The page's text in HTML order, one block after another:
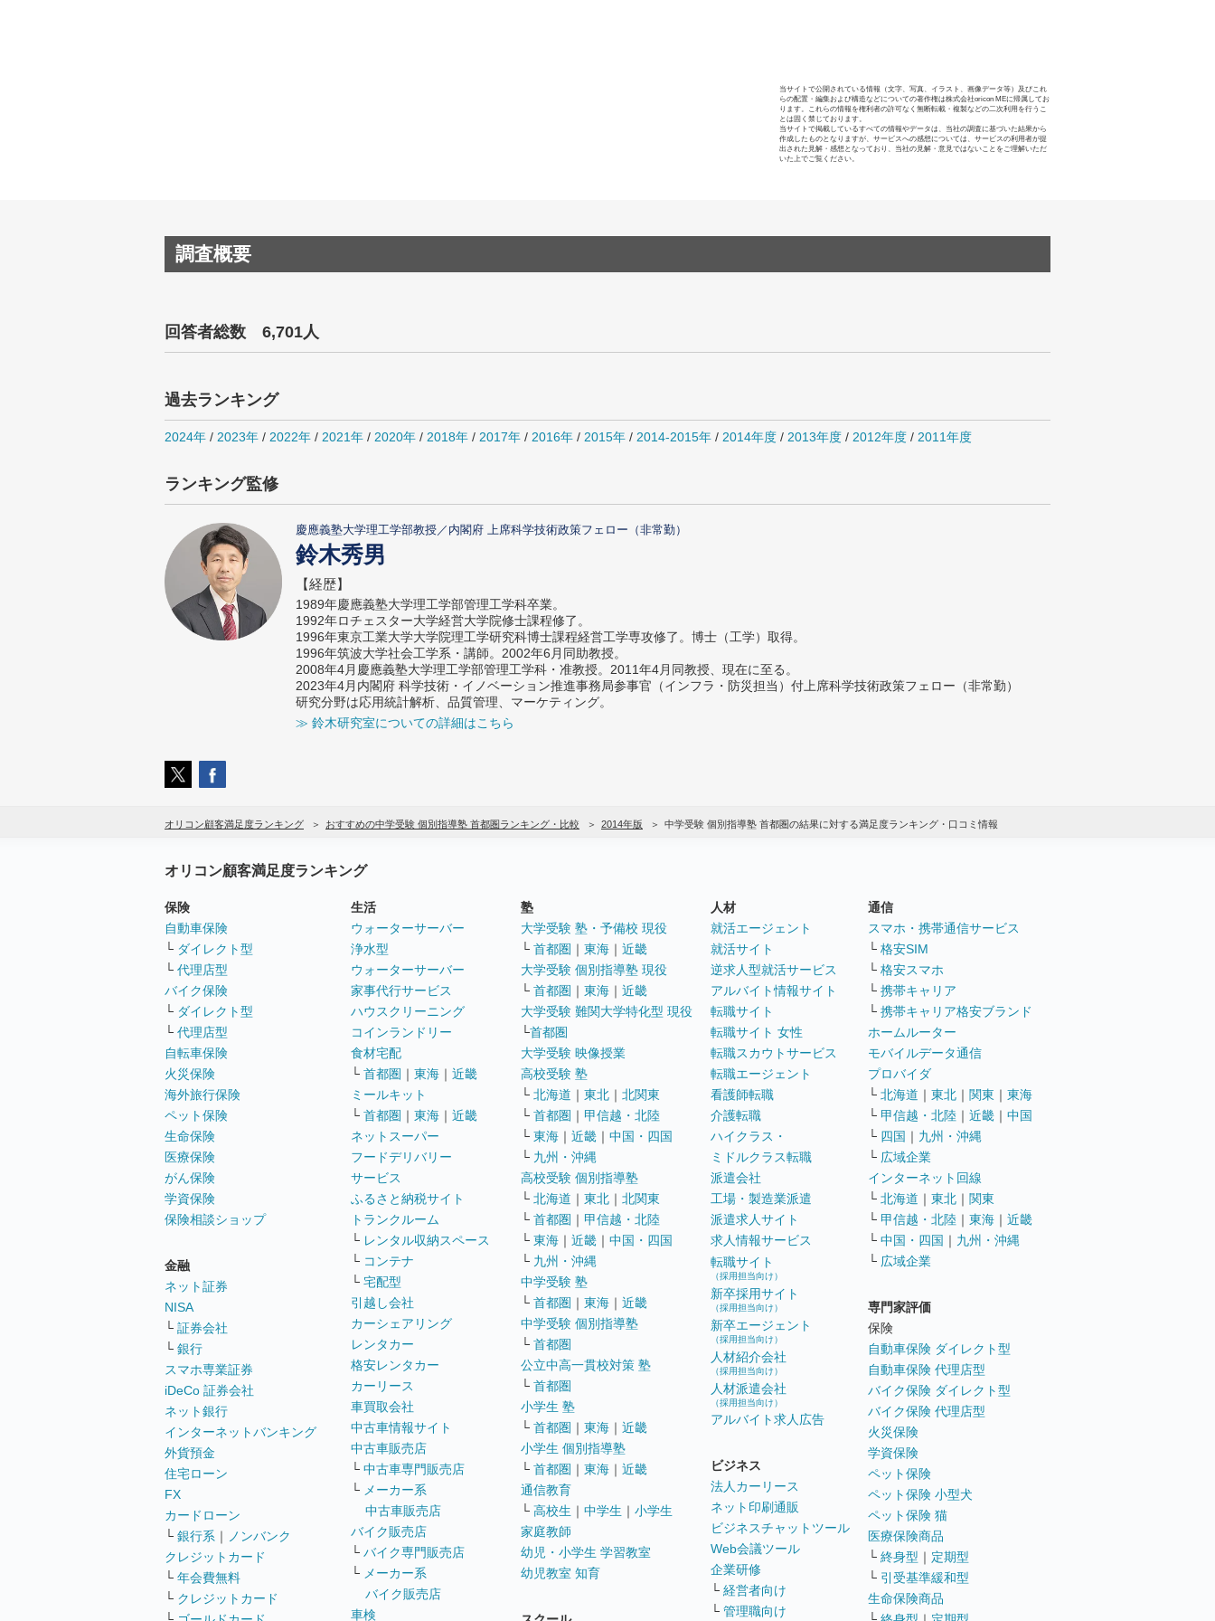
当サイトで公開されている情報（文字、写真、イラスト、画像データ等）及びこれ
らの配置・編集および構造などについての著作権は株式会社oricon MEに帰属してお
ります。これらの情報を権利者の許可なく無断転載・複製などの二次利用を行うこ
とは固く禁じております。
当サイトで掲載しているすべての情報やデータは、当社の調査に基づいた結果から
作成したものとなりますが、サービスへの感想については、サービスの利用者が提
出された見解・感想となっており、当社の見解・意見ではないことをご理解いただ
いた上でご覧ください。
調査概要
回答者総数 6,701人
過去ランキング
2024年 / 2023年 / 2022年 / 2021年 / 2020年 / 2018年 / 2017年 / 2016年 / 2015年 / 2014-2015年 / 2014年度 / 2013年度 / 2012年度 / 2011年度
ランキング監修
慶應義塾大学理工学部教授／内閣府 上席科学技術政策フェロー（非常勤）
鈴木秀男
【経歴】
1989年慶應義塾大学理工学部管理工学科卒業。
1992年ロチェスター大学経営大学院修士課程修了。
1996年東京工業大学大学院理工学研究科博士課程経営工学専攻修了。博士（工学）取得。
1996年筑波大学社会工学系・講師。2002年6月同助教授。
2008年4月慶應義塾大学理工学部管理工学科・准教授。2011年4月同教授、現在に至る。
2023年4月内閣府 科学技術・イノベーション推進事務局参事官（インフラ・防災担当）付上席科学技術政策フェロー（非常勤）
研究分野は応用統計解析、品質管理、マーケティング。
≫ 鈴木研究室についての詳細はこちら
オリコン顧客満足度ランキング おすすめの中学受験 個別指導塾 首都圏ランキング・比較 2014年版 中学受験 個別指導塾 首都圏の結果に対する満足度ランキング・口コミ情報
オリコン顧客満足度ランキング
保険
自動車保険
└ ダイレクト型
└ 代理店型
バイク保険
└ ダイレクト型
└ 代理店型
自転車保険
火災保険
海外旅行保険
ペット保険
生命保険
医療保険
がん保険
学資保険
保険相談ショップ
金融
ネット証券
NISA
└ 証券会社
└ 銀行
スマホ専業証券
iDeCo 証券会社
ネット銀行
インターネットバンキング
外貨預金
住宅ローン
FX
カードローン
└ 銀行系 ｜ ノンバンク
クレジットカード
└ 年会費無料
└ クレジットカード
生活
ウォーターサーバー
浄水型
ウォーターサーバー
家事代行サービス
ハウスクリーニング
コインランドリー
食材宅配
└ 首都圏 ｜ 東海 ｜ 近畿
ミールキット
└ 首都圏 ｜ 東海 ｜ 近畿
ネットスーパー
フードデリバリー
サービス
ふるさと納税サイト
トランクルーム
└ レンタル収納スペース
└ コンテナ
└ 宅配型
引越し会社
カーシェアリング
レンタカー
格安レンタカー
カーリース
車買取会社
中古車情報サイト
中古車販売店
└ 中古車専門販売店
└ メーカー系
中古車販売店
バイク販売店
└ バイク専門販売店
└ メーカー系
バイク販売店
車検
塾
大学受験 塾・予備校 現役
└ 首都圏 ｜ 東海 ｜ 近畿
大学受験 個別指導塾 現役
└ 首都圏 ｜ 東海 ｜ 近畿
大学受験 難関大学特化型 現役
└首都圏
大学受験 映像授業
高校受験 塾
└ 北海道 ｜ 東北 ｜ 北関東
└ 首都圏 ｜ 甲信越・北陸
└ 東海 ｜ 近畿 ｜ 中国・四国
└ 九州・沖縄
高校受験 個別指導塾
└ 北海道 ｜ 東北 ｜ 北関東
└ 首都圏 ｜ 甲信越・北陸
└ 東海 ｜ 近畿 ｜ 中国・四国
└ 九州・沖縄
中学受験 塾
└ 首都圏 ｜ 東海 ｜ 近畿
中学受験 個別指導塾
└ 首都圏
公立中高一貫校対策 塾
└ 首都圏
小学生 塾
└ 首都圏 ｜ 東海 ｜ 近畿
小学生 個別指導塾
└ 首都圏 ｜ 東海 ｜ 近畿
通信教育
└ 高校生 ｜ 中学生 ｜ 小学生
家庭教師
幼児・小学生 学習教室
幼児教室 知育
人材
就活エージェント
就活サイト
逆求人型就活サービス
アルバイト情報サイト
転職サイト
転職サイト 女性
転職スカウトサービス
転職エージェント
看護師転職
介護転職
ハイクラス・
ミドルクラス転職
派遣会社
工場・製造業派遣
派遣求人サイト
求人情報サービス
転職サイト
（採用担当向け）
新卒採用サイト
（採用担当向け）
新卒エージェント
（採用担当向け）
人材紹介会社
（採用担当向け）
人材派遣会社
（採用担当向け）
アルバイト求人広告
ビジネス
法人カーリース
ネット印刷通販
ビジネスチャットツール
Web会議ツール
企業研修
└ 経営者向け
└ 管理職向け
通信
スマホ・携帯通信サービス
└ 格安SIM
└ 格安スマホ
└ 携帯キャリア
└ 携帯キャリア格安ブランド
ホームルーター
モバイルデータ通信
プロバイダ
└ 北海道 ｜ 東北 ｜ 関東 ｜ 東海
└ 甲信越・北陸 ｜ 近畿 ｜ 中国
└ 四国 ｜ 九州・沖縄
└ 広域企業
インターネット回線
└ 北海道 ｜ 東北 ｜ 関東
└ 甲信越・北陸 ｜ 東海 ｜ 近畿
└ 中国・四国 ｜ 九州・沖縄
└ 広域企業
専門家評価
保険
自動車保険 ダイレクト型
自動車保険 代理店型
バイク保険 ダイレクト型
バイク保険 代理店型
火災保険
学資保険
ペット保険
ペット保険 小型犬
ペット保険 猫
医療保険商品
└ 終身型 ｜ 定期型
└ 引受基準緩和型
生命保険商品